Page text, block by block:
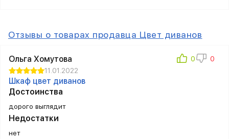
Отзывы о товарах продавца Цвет диванов
Ольга Хомутова
11.01.2022
Шкаф цвет диванов
Достоинства
дорого выглядит
Недостатки
нет